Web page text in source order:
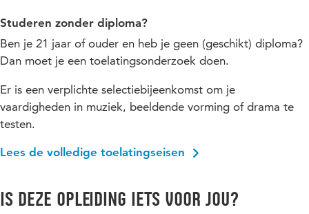
Studeren zonder diploma?
Ben je 21 jaar of ouder en heb je geen (geschikt) diploma?
Dan moet je een toelatingsonderzoek doen.
Er is een verplichte selectiebijeenkomst om je
vaardigheden in muziek, beeldende vorming of drama te
testen.
Lees de volledige toelatingseisen
Is deze opleiding iets voor jou?